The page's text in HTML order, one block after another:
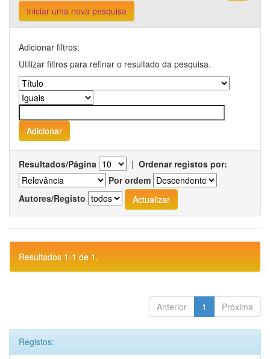
Iniciar uma nova pesquisa
Adicionar filtros:
Utilizar filtros para refinar o resultado da pesquisa.
Resultados/Página | Ordenar registos por:
Por ordem
Autores/Registo
Resultados 1-1 de 1.
Anterior 1 Próxima
Registos: